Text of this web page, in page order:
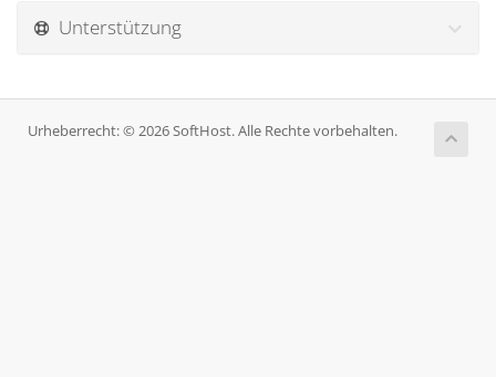
Unterstützung
Urheberrecht: © 2026 SoftHost. Alle Rechte vorbehalten.